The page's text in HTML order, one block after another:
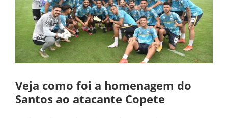
Veja como foi a homenagem do
Santos ao atacante Copete